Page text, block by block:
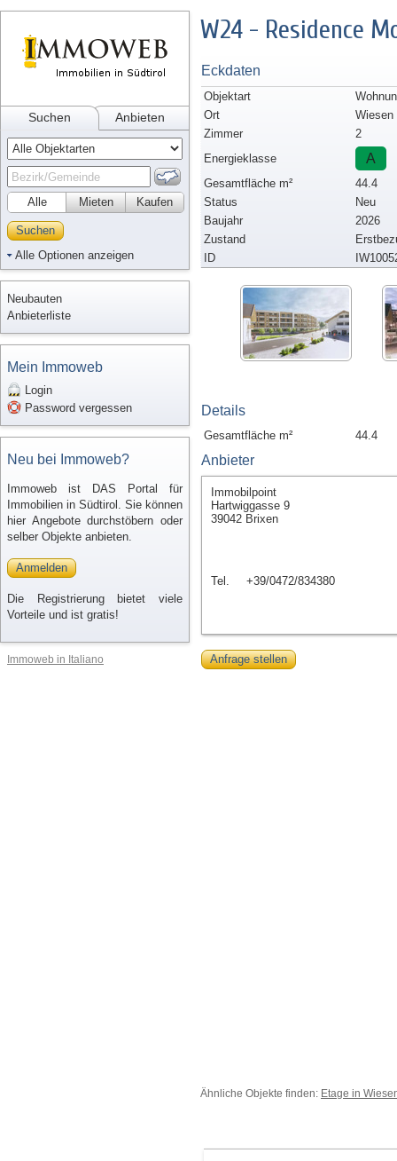
Suchen Anbieten
Alle Kaufen
Mieten
Suchen
Alle Optionen anzeigen
Neubauten
Anbieterliste
Mein Immoweb
Login
Password vergessen
Neu bei Immoweb?
Immoweb ist DAS Portal für
Immobilien in Südtirol. Sie können
hier Angebote durchstöbern oder
selber Objekte anbieten.
Anmelden
Die Registrierung bietet viele
Vorteile und ist gratis!
Immoweb in Italiano
W24 - Residence
Eckdaten
Objektart
Ort
Wiesen
Zimmer
2
Energieklasse
A
Gesamtfläche m²
44.4
Status
Neu
Baujahr
2026
Zustand
ID
Details
Gesamtfläche m² 44.4
Anbieter
Immobilpoint
Hartwiggasse 9
39042 Brixen
Tel. +39/0472/834380
Anfrage stellen
Ähnliche Objekte finden: Etage in